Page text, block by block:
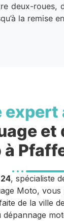
deux-roues,
la remise
expert
et
à
, spécialiste
Moto,
de la ville
dépannage